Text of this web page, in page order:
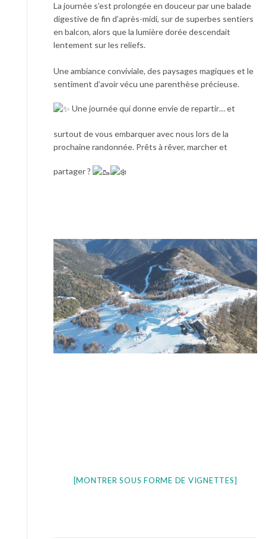
La journée s’est prolongée en douceur par une balade
digestive de fin d’après-midi, sur de superbes sentiers
en balcon, alors que la lumière dorée descendait
lentement sur les reliefs.
Une ambiance conviviale, des paysages magiques et le
sentiment d’avoir vécu une parenthèse précieuse.
Une journée qui donne envie de repartir… et
surtout de vous embarquer avec nous lors de la
prochaine randonnée. Prêts à rêver, marcher et
partager ?
[MONTRER SOUS FORME DE VIGNETTES]